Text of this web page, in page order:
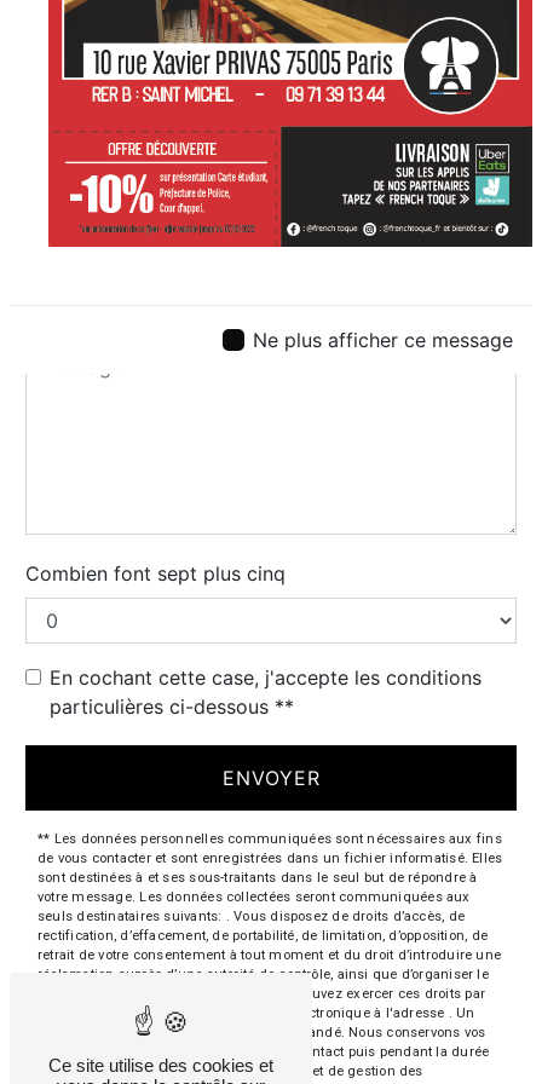
Ne plus afficher ce message
Combien font sept plus cinq
En cochant cette case, j'accepte les conditions
particulières ci-dessous **
ENVOYER
** Les données personnelles communiquées sont nécessaires aux fins
de vous contacter et sont enregistrées dans un fichier informatisé. Elles
sont destinées à et ses sous-traitants dans le seul but de répondre à
votre message. Les données collectées seront communiquées aux
seuls destinataires suivants: . Vous disposez de droits d’accès, de
rectification, d’effacement, de portabilité, de limitation, d’opposition, de
retrait de votre consentement à tout moment et du droit d’introduire une
réclamation auprès d’une autorité de contrôle, ainsi que d’organiser le
sort de vos données post-mortem. Vous pouvez exercer ces droits par
voie postale à l'adresse ou par courrier électronique à l'adresse . Un
justificatif d'identité pourra vous être demandé. Nous conservons vos
données pendant la période de prise de contact puis pendant la durée
de prescription légale aux fins probatoires et de gestion des
Ce site utilise des cookies et